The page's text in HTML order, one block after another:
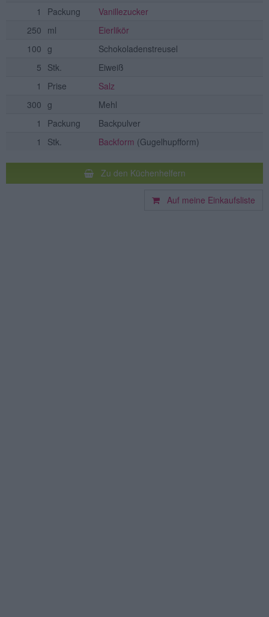
1
Packung
Vanillezucker
250 ml
Eierlikör
100 g
Schokoladenstreusel
5 Stk.
Eiweiß
1
Prise
Salz
300 g
Mehl
1
Packung
Backpulver
1
Stk. Backform (Gugelhupfform)
Zu den Küchenhelfern
Auf meine Einkaufsliste